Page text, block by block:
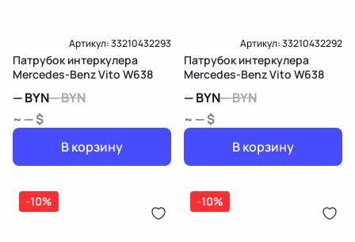
Артикул:33210432293
Патрубок интеркулера
Mercedes-Benz Vito W638
—BYN—BYN
~ — $
В корзину
Артикул:33210432292
Патрубок интеркулера
Mercedes-Benz Vito W638
—BYN—BYN
~ — $
В корзину
-10% -10%